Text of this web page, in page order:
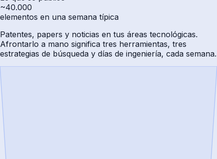
~40.000
elementos en una semana típica
Patentes, papers y noticias en tus áreas tecnológicas.
Afrontarlo a mano significa tres herramientas, tres
estrategias de búsqueda y días de ingeniería, cada semana.